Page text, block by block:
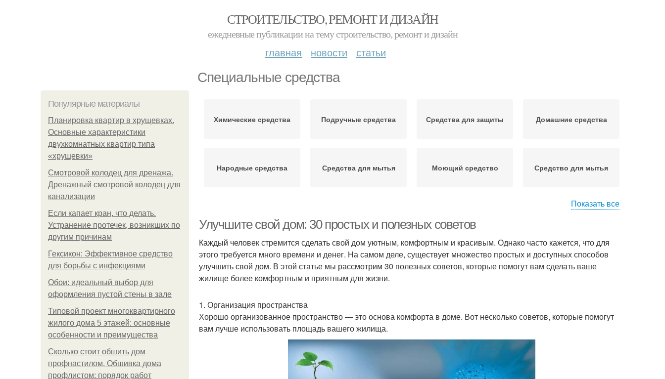
СТРОИТЕЛЬСТВО, РЕМОНТ И ДИЗАЙН
ежедневные публикации на тему строительство, ремонт и дизайн
главная новости статьи
Специальные средства
Популярные материалы
Планировка квартир в хрущевках.
Основные характеристики
двухкомнатных квартир типа
«хрущевки»
Смотровой колодец для дренажа.
Дренажный смотровой колодец для
канализации
Если капает кран, что делать.
Устранение протечек, возникших по
другим причинам
Гексикон: Эффективное средство
для борьбы с инфекциями
Обои: идеальный выбор для
оформления пустой стены в зале
Типовой проект многоквартирного
жилого дома 5 этажей: основные
особенности и преимущества
Сколько стоит обшить дом
профнастилом. Обшивка дома
профлистом: порядок работ
Химические средства Подручные средства Средства для защиты Домашние средства
Народные средства Средства для мытья Моющий средство Средство для мытья
Показать все
Улучшите свой дом: 30 простых и полезных советов
Каждый человек стремится сделать свой дом уютным, комфортным и красивым. Однако часто кажется, что для
этого требуется много времени и денег. На самом деле, существует множество простых и доступных способов
улучшить свой дом. В этой статье мы рассмотрим 30 полезных советов, которые помогут вам сделать ваше
жилище более комфортным и приятным для жизни.
1. Организация пространства
Хорошо организованное пространство — это основа комфорта в доме. Вот несколько советов, которые помогут
вам лучше использовать площадь вашего жилища.